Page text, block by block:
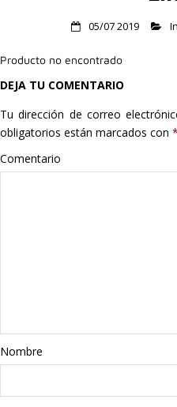
Hogar
Listas
libros
05/07 2019
Producto no encontrado
DEJA TU COMENTARIO
Tu dirección de correo
obligatorios están marcados con *
Comentario